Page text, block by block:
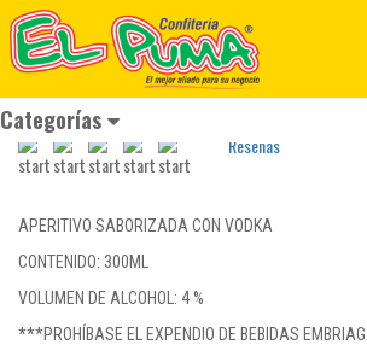
Categorías
Inicio Categorías BEBIDAS
LIKE LIMÓN*300ml
REF: LICORES 133
Reseñas
APERITIVO SABORIZADA CON VODKA
CONTENIDO: 300ML
VOLUMEN DE ALCOHOL: 4 %
***PROHÍBASE EL EXPENDIO DE BEBIDAS